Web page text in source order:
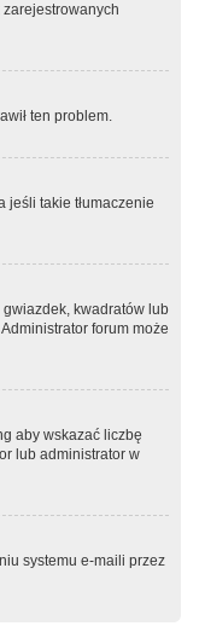
ten problem.
jeśli takie tłumaczenie
kwadratów lub
forum może
aby wskazać liczbę
lub administrator w
systemu e-maili przez